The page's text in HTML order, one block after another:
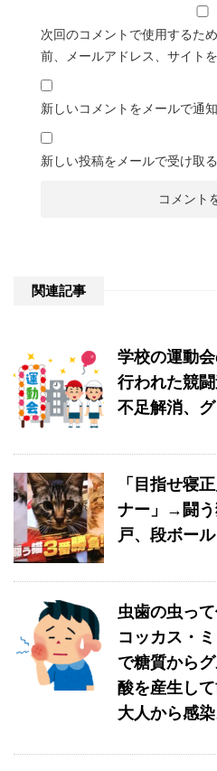
次回のコメントで使用するた
前、メールアドレス、サイトを
新しいコメントをメールで通知
新しい投稿をメールで受け取る
関連記事
学校の運動
行われた競
不足解消、
「目指せ寝
ナー」→闘う
戸、段ボール
虫歯の虫っ
コッカス・
で糖質から
酸を産生し
大人から感染